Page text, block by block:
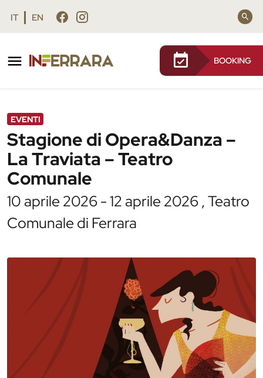
Vai al contenuto principale
Vai al footer
IT EN
BOOKING
Stagione di Opera&Danza – La Traviata –
EVENTI
Stagione di Opera&Danza –
La Traviata – Teatro
Comunale
10 aprile 2026 - 12 aprile 2026 , Teatro
Comunale di Ferrara